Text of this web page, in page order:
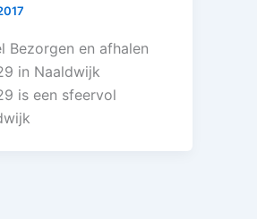
Bezorgen en afhalen
in Naaldwijk
is een sfeervol